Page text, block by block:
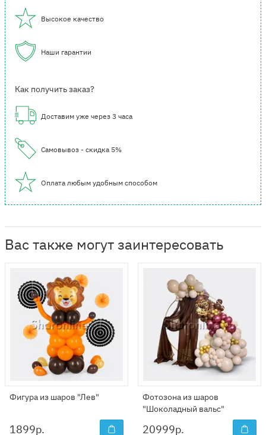
Высокое качество
Наши гарантии
Как получить заказ?
Доставим уже через 3 часа
Самовывоз - скидка 5%
Оплата любым удобным способом
Вас также могут заинтересовать
Фигура из шаров "Лев"
1899р.
Фотозона из шаров
"Шоколадный вальс"
20999р.